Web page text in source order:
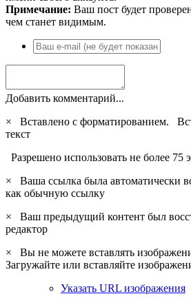
Примечание: Ваш пост будет
чем станет видимым.
Добавить комментарий...
×
Вставлено с форматированием.
текст
Разрешено использовать не более 75
×
Ваша ссылка была автоматически
как обычную ссылку
×
Ваш предыдущий контент был
редактор
×
Вы не можете вставлять
Загружайте или вставляйте
Указать URL изображения